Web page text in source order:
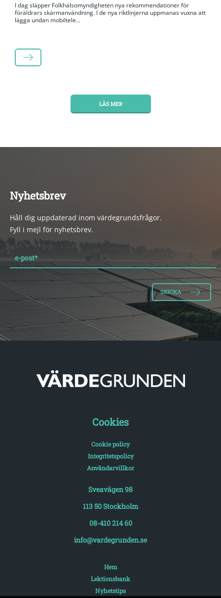
I dag släpper Folkhälsomyndigheten nya rekommendationer för
föräldrars skärmanvändning. I de nya riktlinjerna uppmanas vuxna att
lägga undan mobiltele...
LÄS MER
LÄS MER
Nyhetsbrev
Håll dig uppdaterad inom värdegrundsfrågor.
Fyll i mejl för nyhetsbrev.
e-post*
Cookies
Cookie policy
Integritetspolicy
Användarvillkor
Sveavägen 98
113 50 Stockholm
08-410 214 60
info@vardegrunden.se
Hem
Lektionsbank
Nyhetstips